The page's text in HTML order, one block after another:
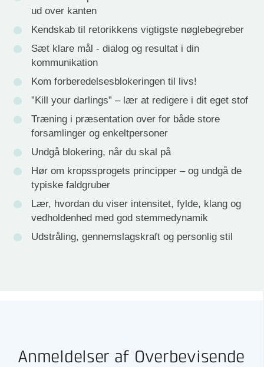
ud over kanten
Kendskab til retorikkens vigtigste nøglebegreber
Sæt klare mål - dialog og resultat i din
kommunikation
Kom forberedelsesblokeringen til livs!
”Kill your darlings” – lær at redigere i dit eget stof
Træning i præsentation over for både store
forsamlinger og enkeltpersoner
Undgå blokering, når du skal på
Hør om kropssprogets principper – og undgå de
typiske faldgruber
Lær, hvordan du viser intensitet, fylde, klang og
vedholdenhed med god stemmedynamik
Udstråling, gennemslagskraft og personlig stil
Anmeldelser af Overbevisende